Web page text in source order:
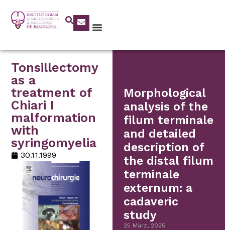
Tonsillectomy
as a
treatment of
Chiari I
malformation
with
syringomyelia
30.11.1999
Morphological
analysis of the
filum terminale
and detailed
description of
the distal filum
terminale
externum: a
cadaveric
study
25 März, 2025